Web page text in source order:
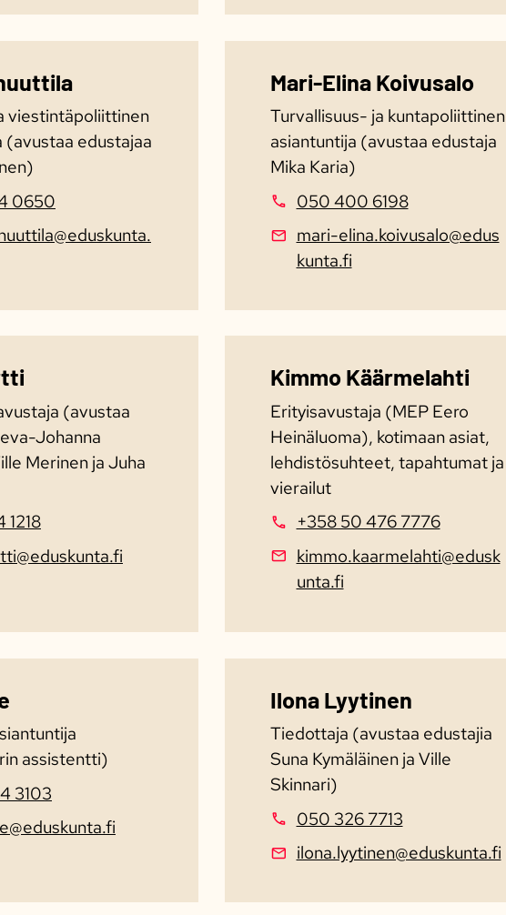
viestintäpoliittinen
(avustaa edustajaa
0650
Mari-Elina Koivusalo
Turvallisuus- ja kuntapoliittinen
asiantuntija (avustaa edustaja
Mika Karia)
050 400 6198
mari-elina.koivusalo@edus
kunta.fi
(avustaa
Johanna
Merinen ja Juha
1218
Kimmo Käärmelahti
Erityisavustaja (MEP Eero
Heinäluoma), kotimaan asiat,
lehdistösuhteet, tapahtumat ja
vierailut
+358 50 476 7776
kimmo.kaarmelahti@edusk
unta.fi
assistentti)
3103
Ilona Lyytinen
Tiedottaja (avustaa edustajia
Suna Kymäläinen ja Ville
Skinnari)
050 326 7713
ilona.lyytinen@eduskunta.fi